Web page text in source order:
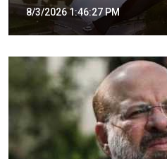
8/3/2026 1:46:27 PM